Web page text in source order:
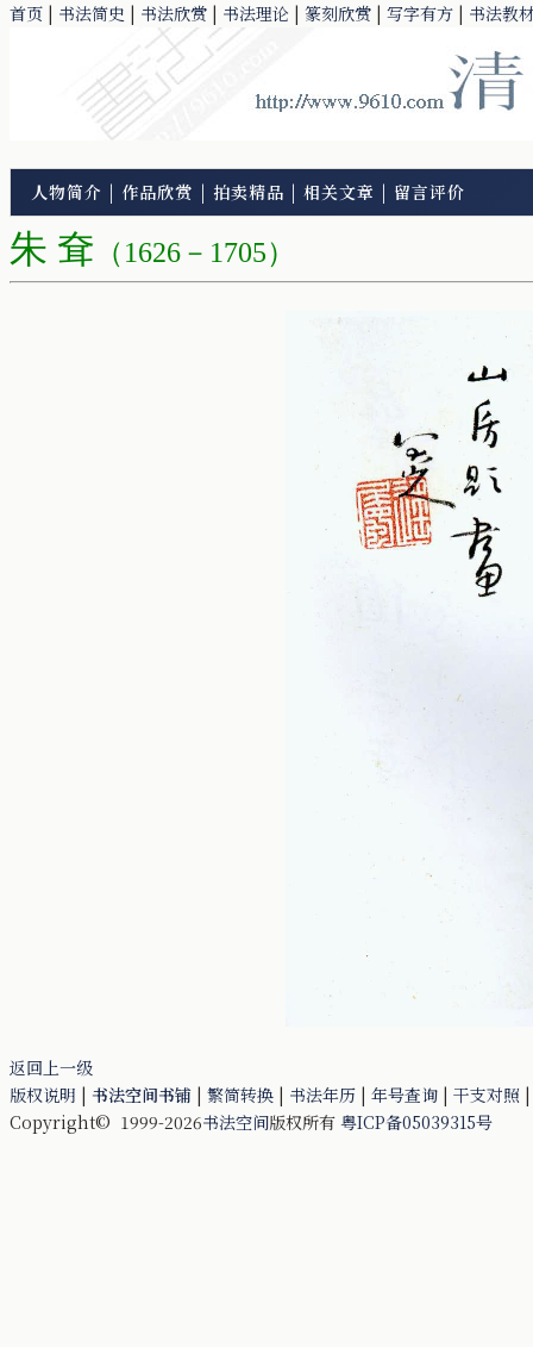
首页 | 书法简史 | 书法欣赏 | 书法理论 | 篆刻欣赏 | 写字有方 | 书法教
人物简介 | 作品欣赏 | 拍卖精品 | 相关文章 | 留言评价
朱 耷 （1626－1705）
返回上一级
版权说明 | 书法空间书铺 | 繁简转换 | 书法年历 | 年号查询 | 干支对照
Copyright© 1999-2026书法空间版权所有 粤ICP备05039315号